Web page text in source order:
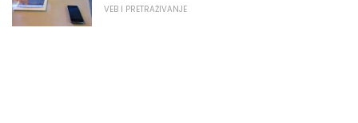
VEB I PRETRAŽIVANJE